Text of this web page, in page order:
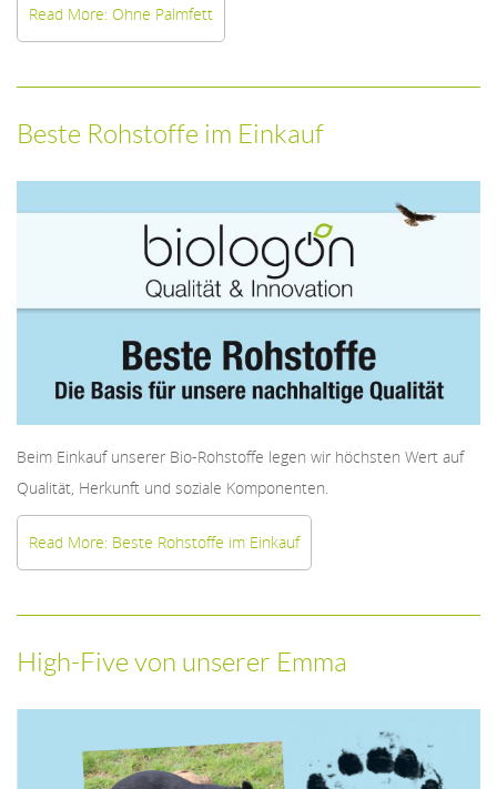
Read More: Ohne Palmfett
Beste Rohstoffe im Einkauf
Beim Einkauf unserer Bio-Rohstoffe legen wir höchsten Wert auf
Qualität, Herkunft und soziale Komponenten.
Read More: Beste Rohstoffe im Einkauf
High-Five von unserer Emma